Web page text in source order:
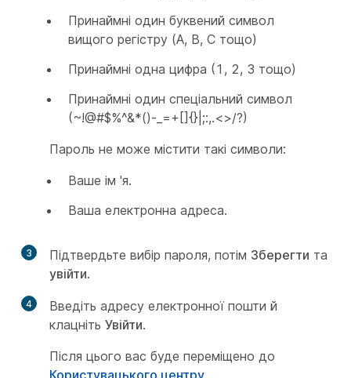
Принаймні один буквений символ
вищого регістру (A, B, C тощо)
Принаймні одна цифра (1, 2, 3 тощо)
Принаймні один спеціальний символ
(~!@#$%^&*()-_=+[]{}|;:,.<>/?)
Пароль не може містити такі символи:
Ваше ім 'я.
Ваша електронна адреса.
3 Підтвердьте вибір пароля, потім Зберегти та
увійти.
4
Введіть адресу електронної пошти й
клацніть Увійти.
Після цього вас буде переміщено до
Користувацького центру